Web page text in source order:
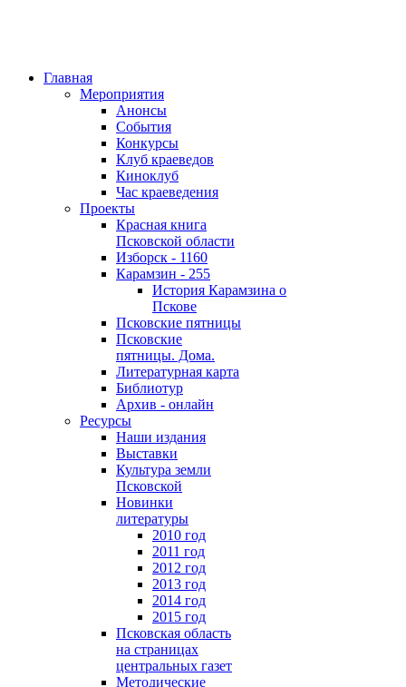
Главная
Мероприятия
Анонсы
События
Конкурсы
Клуб краеведов
Киноклуб
Час краеведения
Проекты
Красная книга
Псковской области
Изборск - 1160
Карамзин - 255
История Карамзина о
Пскове
Псковские пятницы
Псковские
пятницы. Дома.
Литературная карта
Библиотур
Архив - онлайн
Ресурсы
Наши издания
Выставки
Культура земли
Псковской
Новинки
литературы
2010 год
2011 год
2012 год
2013 год
2014 год
2015 год
Псковская область
на страницах
центральных газет
Методические